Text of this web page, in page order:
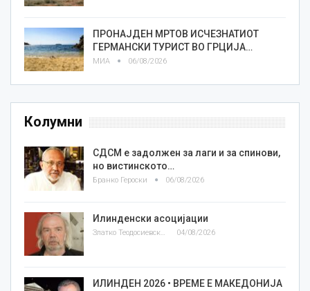
ПРОНАЈДЕН МРТОВ ИСЧЕЗНАТИОТ
ГЕРМАНСКИ ТУРИСТ ВО ГРЦИЈА…
МИА 06/08/2026
Колумни
СДСМ е задолжен за лаги и за спинови,
но вистинското…
Бранко Героски 06/08/2026
Илинденски асоцијации
Златко Теодосиевски 04/08/2026
ИЛИНДЕН 2026 • ВРЕМЕ Е МАКЕДОНИЈА